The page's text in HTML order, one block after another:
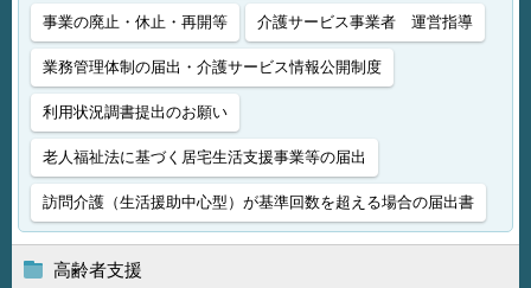
事業の廃止・休止・再開等 介護サービス事業者 運営指導
業務管理体制の届出・介護サービス情報公開制度
利用状況調書提出のお願い
老人福祉法に基づく居宅生活支援事業等の届出
訪問介護（生活援助中心型）が基準回数を超える場合の届出書
高齢者支援